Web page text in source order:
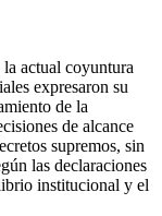
actual coyuntura
expresaron su
de la
de alcance
supremos, sin
las declaraciones
institucional y el